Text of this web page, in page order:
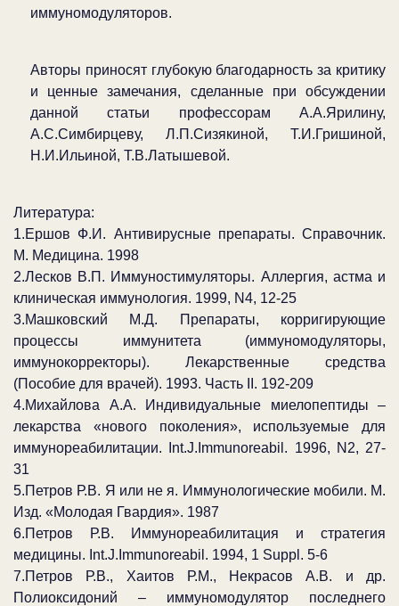
иммуномодуляторов.
Авторы приносят глубокую благодарность за критику
и ценные замечания, сделанные при обсуждении
данной статьи профессорам А.А.Ярилину,
А.С.Симбирцеву, Л.П.Сизякиной, Т.И.Гришиной,
Н.И.Ильиной, Т.В.Латышевой.
Литература:
1.Ершов Ф.И. Антивирусные препараты. Справочник.
М. Медицина. 1998
2.Лесков В.П. Иммуностимуляторы. Аллергия, астма и
клиническая иммунология. 1999, N4, 12-25
3.Машковский М.Д. Препараты, корригирующие
процессы иммунитета (иммуномодуляторы,
иммунокорректоры). Лекарственные средства
(Пособие для врачей). 1993. Часть II. 192-209
4.Михайлова А.А. Индивидуальные миелопептиды –
лекарства «нового поколения», используемые для
иммунореабилитации. Int.J.Immunoreabil. 1996, N2, 27-
31
5.Петров Р.В. Я или не я. Иммунологические мобили. М.
Изд. «Молодая Гвардия». 1987
6.Петров Р.В. Иммунореабилитация и стратегия
медицины. Int.J.Immunoreabil. 1994, 1 Suppl. 5-6
7.Петров Р.В., Хаитов Р.М., Некрасов А.В. и др.
Полиоксидоний – иммуномодулятор последнего